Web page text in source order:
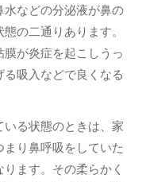
などの分泌液が鼻の
の二通りあります。
が炎症を起こしうっ
吸入などで良くなる
る状態のときは、家
り鼻呼吸をしていた
ます。その柔らかく